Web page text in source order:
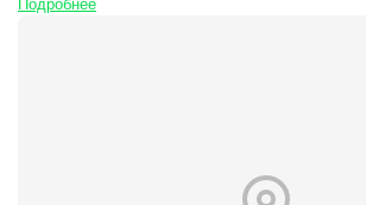
Подробнее